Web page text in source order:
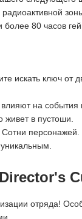
80 часов
искать ключ от
на события
живет в пустоши.
отряда!